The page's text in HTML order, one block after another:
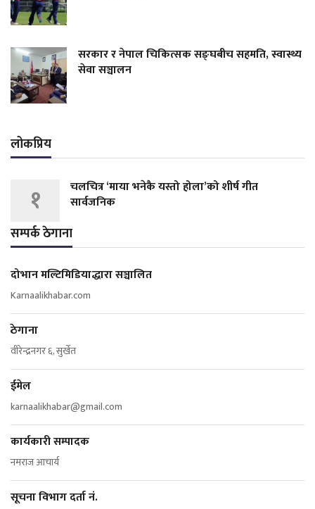
सरकार र नेपाल चिकित्सक सङ्घबीच सहमति, स्वास्थ्य
सेवा सञ्चालन
लोकप्रिय
१
चलचित्र ‘माया भनेकै यस्तो होला’को शीर्ष गीत
सार्वजनिक
सम्पर्क ठेगाना
दोभान मल्टिमिडियाद्धारा सञ्चालित
Karnaalikhabar.com
ठेगाना
वीरेन्द्रनगर ६, सुर्खेत
ईमेल
karnaalikhabar@gmail.com
कार्यकारी सम्पादक
नमराज आचार्य
सूचना विभाग दर्ता नं.